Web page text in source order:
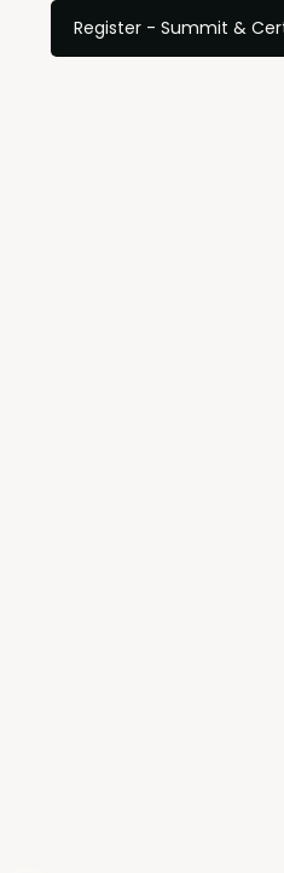
Register - Summit &